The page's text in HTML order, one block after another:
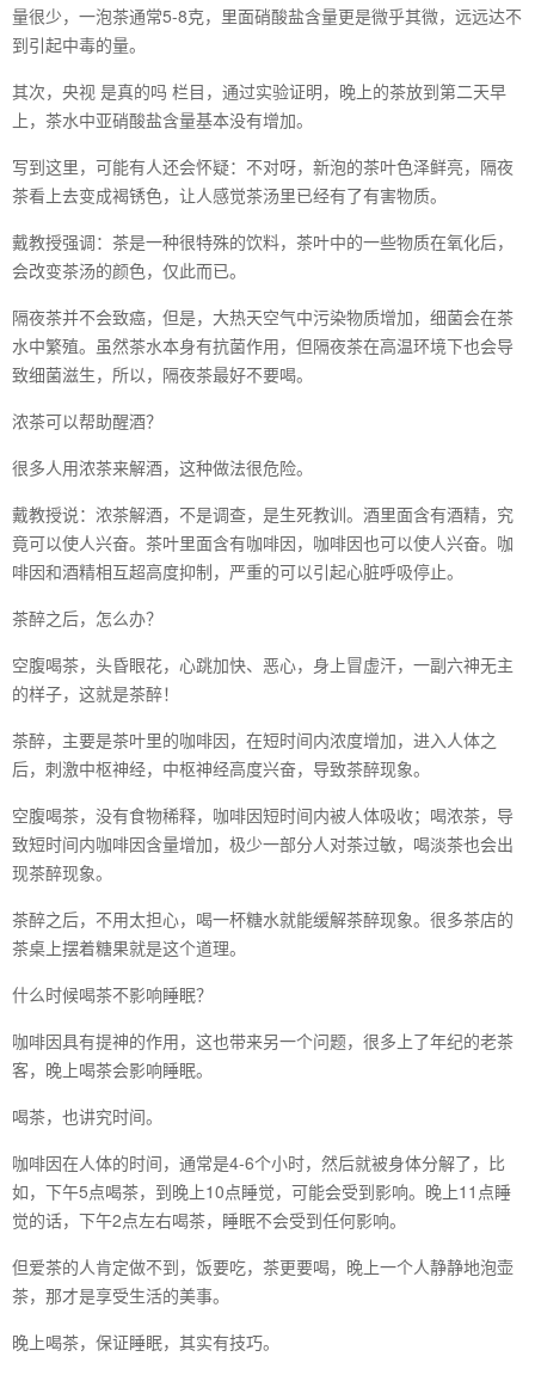
量很少，一泡茶通常5-8克，里面硝酸盐含量更是微乎其微，远远达不
到引起中毒的量。
其次，央视 是真的吗 栏目，通过实验证明，晚上的茶放到第二天早
上，茶水中亚硝酸盐含量基本没有增加。
写到这里，可能有人还会怀疑：不对呀，新泡的茶叶色泽鲜亮，隔夜
茶看上去变成褐锈色，让人感觉茶汤里已经有了有害物质。
戴教授强调：茶是一种很特殊的饮料，茶叶中的一些物质在氧化后，
会改变茶汤的颜色，仅此而已。
隔夜茶并不会致癌，但是，大热天空气中污染物质增加，细菌会在茶
水中繁殖。虽然茶水本身有抗菌作用，但隔夜茶在高温环境下也会导
致细菌滋生，所以，隔夜茶最好不要喝。
浓茶可以帮助醒酒？
很多人用浓茶来解酒，这种做法很危险。
戴教授说：浓茶解酒，不是调查，是生死教训。酒里面含有酒精，究
竟可以使人兴奋。茶叶里面含有咖啡因，咖啡因也可以使人兴奋。咖
啡因和酒精相互超高度抑制，严重的可以引起心脏呼吸停止。
茶醉之后，怎么办？
空腹喝茶，头昏眼花，心跳加快、恶心，身上冒虚汗，一副六神无主
的样子，这就是茶醉！
茶醉，主要是茶叶里的咖啡因，在短时间内浓度增加，进入人体之
后，刺激中枢神经，中枢神经高度兴奋，导致茶醉现象。
空腹喝茶，没有食物稀释，咖啡因短时间内被人体吸收；喝浓茶，导
致短时间内咖啡因含量增加，极少一部分人对茶过敏，喝淡茶也会出
现茶醉现象。
茶醉之后，不用太担心，喝一杯糖水就能缓解茶醉现象。很多茶店的
茶桌上摆着糖果就是这个道理。
什么时候喝茶不影响睡眠？
咖啡因具有提神的作用，这也带来另一个问题，很多上了年纪的老茶
客，晚上喝茶会影响睡眠。
喝茶，也讲究时间。
咖啡因在人体的时间，通常是4-6个小时，然后就被身体分解了，比
如，下午5点喝茶，到晚上10点睡觉，可能会受到影响。晚上11点睡
觉的话，下午2点左右喝茶，睡眠不会受到任何影响。
但爱茶的人肯定做不到，饭要吃，茶更要喝，晚上一个人静静地泡壶
茶，那才是享受生活的美事。
晚上喝茶，保证睡眠，其实有技巧。